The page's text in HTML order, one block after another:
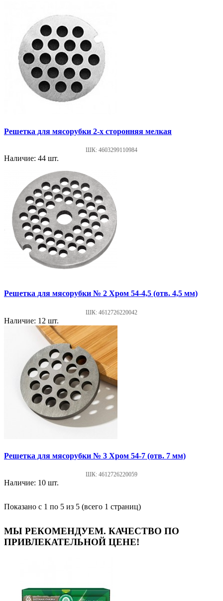
Решетка для мясорубки 2-х сторонняя мелкая
ШК: 4603299110984
Наличие: 44 шт.
Решетка для мясорубки № 2 Хром 54-4,5 (отв. 4,5 мм)
ШК: 4612726220042
Наличие: 12 шт.
Решетка для мясорубки № 3 Хром 54-7 (отв. 7 мм)
ШК: 4612726220059
Наличие: 10 шт.
Показано с 1 по 5 из 5 (всего 1 страниц)
МЫ РЕКОМЕНДУЕМ. КАЧЕСТВО ПО
ПРИВЛЕКАТЕЛЬНОЙ ЦЕНЕ!